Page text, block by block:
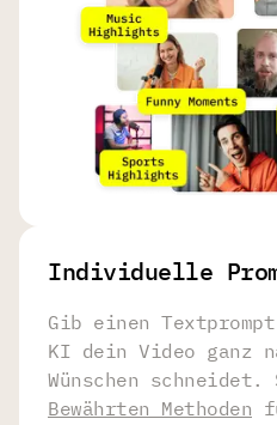
Individuelle
Gib einen
KI dein Video ganz
Wünschen
Bewährten Methoden